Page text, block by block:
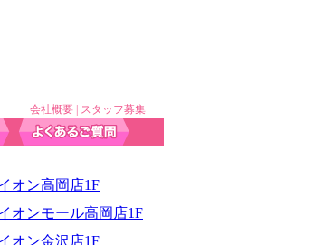
会社概要 スタッフ募集